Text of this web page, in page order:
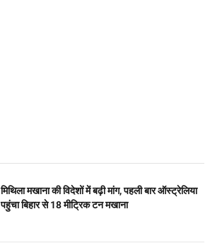
मिथिला मखाना की विदेशों में बढ़ी मांग, पहली बार ऑस्ट्रेलिया
पहुंचा बिहार से 18 मीट्रिक टन मखाना